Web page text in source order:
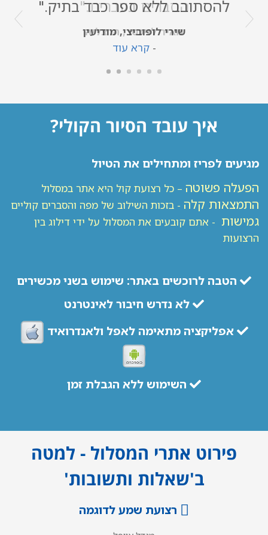
הסברים בעברית."
מאיר לויכטר, הרצליה
-קרא עוד
איך עובד הסיור הקולי?
מגיעים לפריז ומתחילים את הטיול
הפעלה פשוטה – כל רצועת קול היא אתר במסלול
התמצאות קלה - בזכות השילוב של מפה והסברים קוליים
גמישות - אתם קובעים את המסלול על ידי דילוג בין
הרצועות
הטבה לרוכשים באתר: שימוש בשני מכשירים
לא נדרש חיבור לאינטרנט
אפליקציה מתאימה לאפל ולאנדרואיד
השימוש ללא הגבלת זמן
פירוט אתרי המסלול - למטה
ב'שאלות ותשובות'
רצועת שמע לדוגמה